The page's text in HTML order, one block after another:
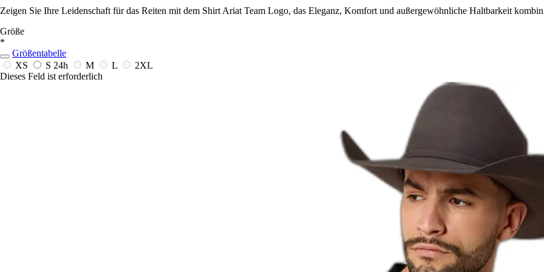
Zeigen Sie Ihre Leidenschaft für das Reiten mit dem Shirt Ariat Team Logo, das Eleganz, Komfort und außergewöhnliche Haltbarkeit
Größe
*
Größentabelle
XS
S 24h M L
2XL
Dieses Feld ist erforderlich